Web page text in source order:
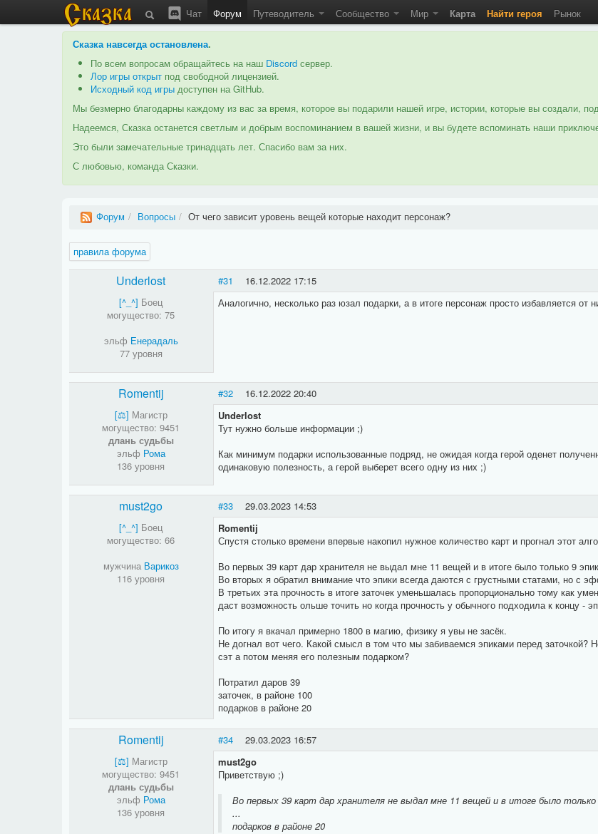
Чат Форум Путеводитель Сообщество Мир Карта Найти героя Рынок
Сказка навсегда остановлена.
По всем вопросам обращайтесь на наш Discord сервер.
Лор игры открыт под свободной лицензией.
Исходный код игры доступен на GitHub.
Мы безмерно благодарны каждому из вас за время, которое вы подарили нашей игре, истории, которые вы создали,
Надеемся, Сказка останется светлым и добрым воспоминанием в вашей жизни, и вы будете вспоминать наши
Это были замечательные тринадцать лет. Спасибо вам за них.
С любовью, команда Сказки.
Форум / Вопросы / От чего зависит уровень вещей которые находит персонаж?
правила форума
Underlost #31 16.12.2022 17:15
[^_^] Боец
могущество: 75
эльф Енерадаль
77 уровня
Аналогично, несколько раз юзал подарки, а в итоге персонаж просто избавляется от
Romentij #32 16.12.2022 20:40
[⚖​] Магистр
могущество: 9451
длань судьбы
эльф Рома
136 уровня
Underlost
Тут нужно больше информации ;)
Как минимум подарки использованные подряд, не ожидая когда герой оденет
одинаковую полезность, а герой выберет всего одну из них ;)
must2go #33 29.03.2023 14:53
[^_^] Боец
могущество: 66
мужчина Варикоз
116 уровня
Romentij
Спустя столько времени впервые накопил нужное количество карт и прогнал этот
Во первых 39 карт дар хранителя не выдал мне 11 вещей и в итоге было только 9
Во вторых я обратил внимание что эпики всегда даются с грустными статами, но с
В третьих эта прочность в итоге заточек уменьшалась пропорционально тому как
даст возможность ольше точить но когда прочность у обычного подходила к концу -
По итогу я вкачал примерно 1800 в магию, физику я увы не засёк.
Не догнал вот чего. Какой смысл в том что мы забиваемся эпиками перед
сэт а потом меняя его полезным подарком?
Потратил даров 39
заточек, в районе 100
подарков в районе 20
Romentij #34 29.03.2023 16:57
[⚖​] Магистр
могущество: 9451
длань судьбы
эльф Рома
136 уровня
must2go
Приветствую ;)
Во первых 39 карт дар хранителя не выдал мне 11 вещей и в итоге было только
...
подарков в районе 20